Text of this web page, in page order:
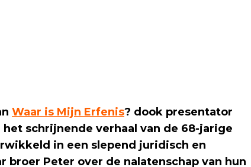
Waar is Mijn Erfenis? dook presentator
het schrijnende verhaal van de 68-jarige
in een slepend juridisch en
broer Peter over de nalatenschap van hun